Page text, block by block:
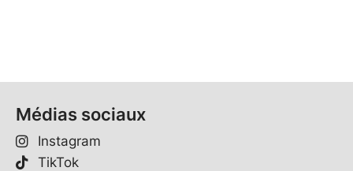
Médias sociaux
Instagram
TikTok